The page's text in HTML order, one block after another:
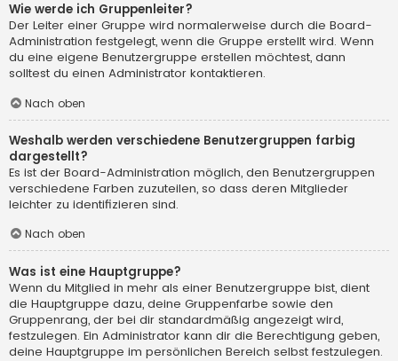
Wie werde ich Gruppenleiter?
Der Leiter einer Gruppe wird normalerweise durch die Board-
Administration festgelegt, wenn die Gruppe erstellt wird. Wenn
du eine eigene Benutzergruppe erstellen möchtest, dann
solltest du einen Administrator kontaktieren.
Nach oben
Weshalb werden verschiedene Benutzergruppen farbig
dargestellt?
Es ist der Board-Administration möglich, den Benutzergruppen
verschiedene Farben zuzuteilen, so dass deren Mitglieder
leichter zu identifizieren sind.
Nach oben
Was ist eine Hauptgruppe?
Wenn du Mitglied in mehr als einer Benutzergruppe bist, dient
die Hauptgruppe dazu, deine Gruppenfarbe sowie den
Gruppenrang, der bei dir standardmäßig angezeigt wird,
festzulegen. Ein Administrator kann dir die Berechtigung geben,
deine Hauptgruppe im persönlichen Bereich selbst festzulegen.